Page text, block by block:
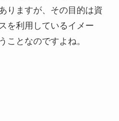
りますが、その目的は資
を利用しているイメー
ことなのですよね。